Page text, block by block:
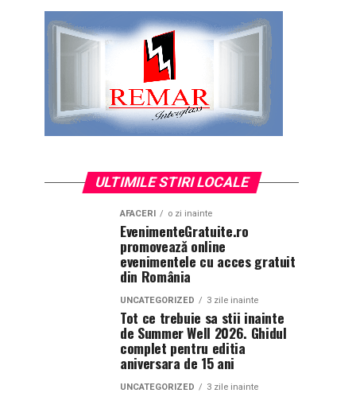
ULTIMILE STIRI LOCALE
AFACERI o zi inainte
EvenimenteGratuite.ro
promovează online
evenimentele cu acces gratuit
din România
UNCATEGORIZED 3 zile inainte
Tot ce trebuie sa stii inainte
de Summer Well 2026. Ghidul
complet pentru editia
aniversara de 15 ani
UNCATEGORIZED 3 zile inainte